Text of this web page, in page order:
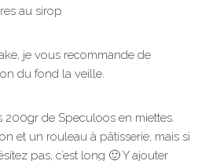
au sirop
je vous recommande de
du fond la veille.
200gr de Speculoos en miettes.
et un rouleau à pâtisserie, mais si
pas, c’est long 🙂 Y ajouter